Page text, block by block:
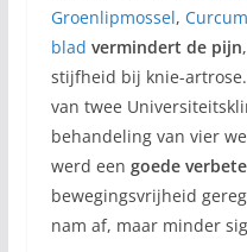
Groenlipmossel,
blad vermindert de pijn
stijfheid bij knie-
van twee
behandeling van vier
werd een goede
bewegingsvrijheid
nam af, maar minder